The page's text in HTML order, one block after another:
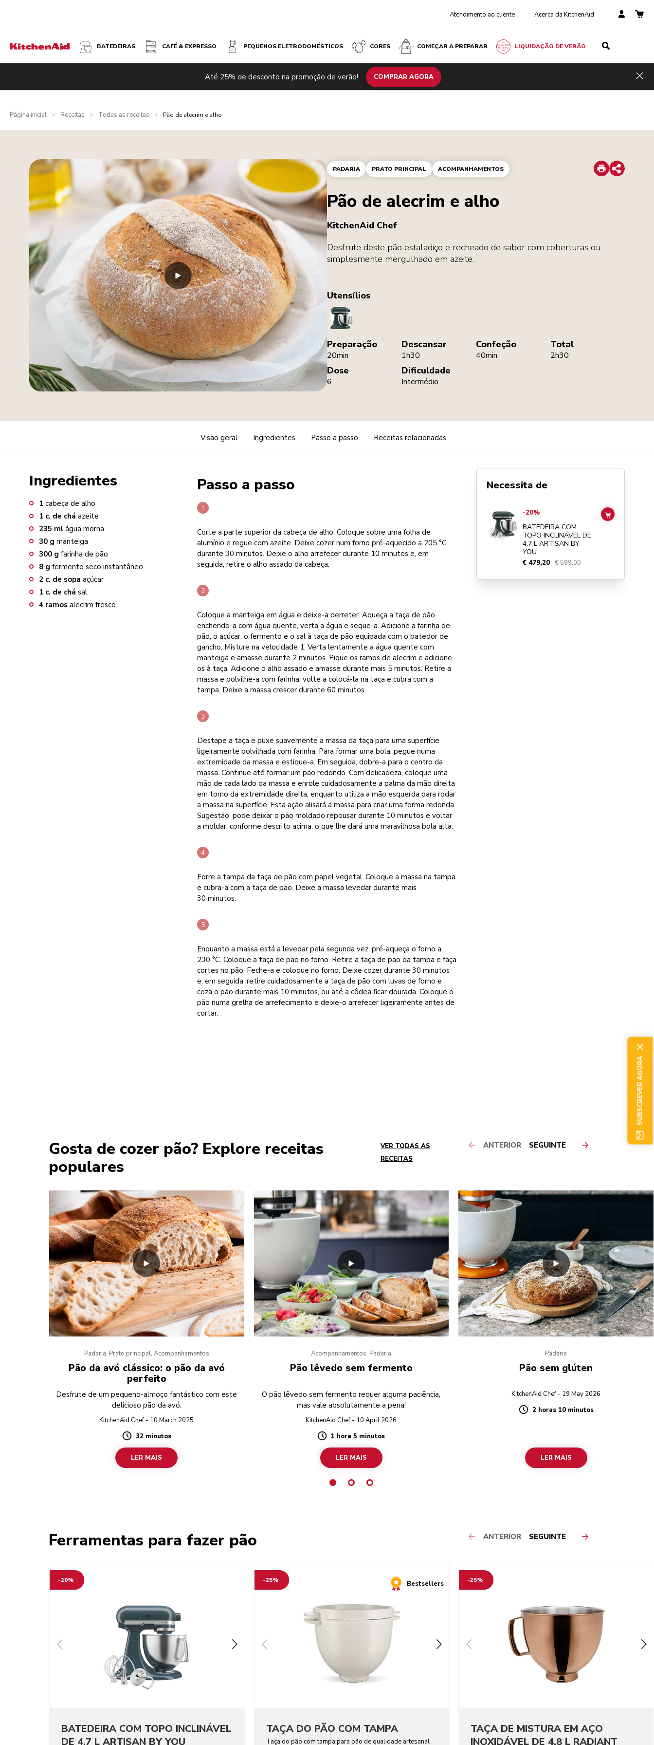
Atendimento ao cliente Acerca da KitchenAid
BATEDEIRAS CAFÉ & EXPRESSO PEQUENOS ELETRODOMÉSTICOS CORES COMEÇAR A PREPARAR LIQUIDAÇÃO DE VERÃO
Até 25% de desconto na promoção de verão! COMPRAR AGORA
Página inicial > Receitas > Todas as receitas > Pão de alecrim e alho
PADARIA PRATO PRINCIPAL ACOMPANHAMENTOS Print
Share
Pão de alecrim e alho
KitchenAid Chef
Desfrute deste pão estaladiço e recheado de sabor com coberturas ou
simplesmente mergulhado em azeite.
Utensílios
StandMixer
Preparação
20min
Descansar
1h30
Confeção
40min
Total
2h30
Dose
6
Dificuldade
Intermédio
Visão geral Ingredientes Passo a passo Receitas relacionadas
Ingredientes
1 cabeça de alho
1 c. de chá azeite
235 ml água morna
30 g manteiga
300 g farinha de pão
8 g fermento seco instantâneo
2 c. de sopa açúcar
1 c. de chá sal
4 ramos alecrim fresco
Passo a passo
Corte a parte superior da cabeça de alho. Coloque sobre uma folha de
alumínio e regue com azeite. Deixe cozer num forno pré-aquecido a 205 °C
durante 30 minutos. Deixe o alho arrefecer durante 10 minutos e, em
seguida, retire o alho assado da cabeça.
Coloque a manteiga em água e deixe-a derreter. Aqueça a taça de pão
enchendo-a com água quente, verta a água e seque-a. Adicione a farinha de
pão, o açúcar, o fermento e o sal à taça de pão equipada com o batedor de
gancho. Misture na velocidade 1. Verta lentamente a água quente com
manteiga e amasse durante 2 minutos. Pique os ramos de alecrim e adicione-
os à taça. Adicione o alho assado e amasse durante mais 5 minutos. Retire a
massa e polvilhe-a com farinha, volte a colocá-la na taça e cubra com a
tampa. Deixe a massa crescer durante 60 minutos.
Destape a taça e puxe suavemente a massa da taça para uma superfície
ligeiramente polvilhada com farinha. Para formar uma bola, pegue numa
extremidade da massa e estique-a. Em seguida, dobre-a para o centro da
massa. Continue até formar um pão redondo. Com delicadeza, coloque uma
mão de cada lado da massa e enrole cuidadosamente a palma da mão direita
em torno da extremidade direita, enquanto utiliza a mão esquerda para rodar
a massa na superfície. Esta ação alisará a massa para criar uma forma redonda.
Sugestão: pode deixar o pão moldado repousar durante 10 minutos e voltar
a moldar, conforme descrito acima, o que lhe dará uma maravilhosa bola alta.
Forre a tampa da taça de pão com papel vegetal. Coloque a massa na tampa
e cubra-a com a taça de pão. Deixe a massa levedar durante mais
30 minutos.
Enquanto a massa está a levedar pela segunda vez, pré-aqueça o forno a
230 °C. Coloque a taça de pão no forno. Retire a taça de pão da tampa e faça
cortes no pão. Feche-a e coloque no forno. Deixe cozer durante 30 minutos
e, em seguida, retire cuidadosamente a taça de pão com luvas de forno e
coza o pão durante mais 10 minutos, ou até a côdea ficar dourada. Coloque o
pão numa grelha de arrefecimento e deixe-o arrefecer ligeiramente antes de
cortar.
Necessita de
Go toBATEDEIRA COM TOPO INCLINÁVEL DE 4,7 L
-20%
BATEDEIRA COM
TOPO INCLINÁVEL DE
4,7 L ARTISAN BY
YOU
€ 479,20 € 599,00
ADD TO CART
Gosta de cozer pão? Explore receitas
populares
VER TODAS AS
RECEITAS
ANTERIOR SEGUINTE
Padaria, Prato principal, Acompanhamentos
Pão da avó clássico: o pão da avó
perfeito
Desfrute de um pequeno-almoço fantástico com este
delicioso pão da avó.
KitchenAid Chef - 10 March 2025
Duration
32 minutos
LER MAIS
Acompanhamentos, Padaria
Pão lêvedo sem fermento
O pão lêvedo sem fermento requer alguma paciência,
mas vale absolutamente a pena!
KitchenAid Chef - 10 April 2026
Duration
1 hora 5 minutos
LER MAIS
Padaria
Pão sem glúten
KitchenAid Chef - 19 May 2026
Duration
2 horas 10 minutos
LER MAIS
Ferramentas para fazer pão ANTERIOR SEGUINTE
-20%
BATEDEIRA COM TOPO INCLINÁVEL
DE 4,7 L ARTISAN BY YOU
-25% Bestsellers
TAÇA DO PÃO COM TAMPA
Taça do pão com tampa para pão de qualidade artesanal
-25%
TAÇA DE MISTURA EM AÇO
INOXIDÁVEL DE 4,8 L RADIANT
SUBSCREVER AGORA